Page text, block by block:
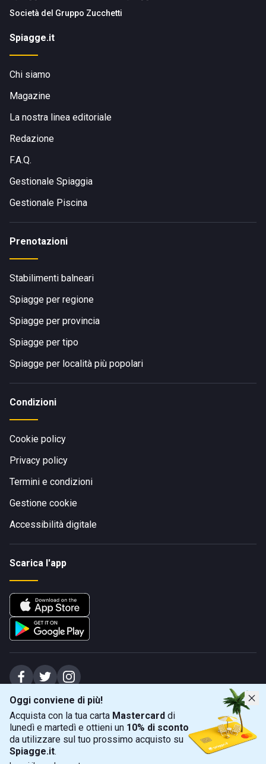
Oggi conviene di più!
Acquista con la tua carta Mastercard di
lunedì e martedì e ottieni un 10% di sconto
da utilizzare sul tuo prossimo acquisto su
Spiagge.it.
Società del Gruppo Zucchetti
Spiagge.it
Chi siamo
Magazine
La nostra linea editoriale
Redazione
F.A.Q.
Gestionale Spiaggia
Gestionale Piscina
Prenotazioni
Stabilimenti balneari
Spiagge per regione
Spiagge per provincia
Spiagge per tipo
Spiagge per località più popolari
Condizioni
Cookie policy
Privacy policy
Termini e condizioni
Gestione cookie
Accessibilità digitale
Scarica l'app
Spiagge Srl - Sede legale: Via Marecchiese 48, 47923 Rimini (RN), IT -
capitale sociale Euro 31245,57 - Iscritta al registro delle imprese di Rimini
Sede operativa: Via Flaminia 180, 47924 Rimini (RN), IT
+39 0541 772375
info@spiagge.it - p.i./c.f. 04536640404
© 2026 Spiagge Srl. Tutti i diritti riservati.